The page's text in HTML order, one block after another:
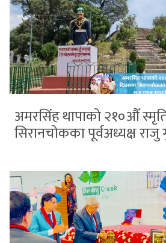
अमरसिंह थापाको २१०औँ
सिरानचोकका पूर्वअध्यक्ष